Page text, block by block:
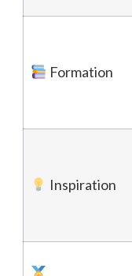
Formation
Inspiration